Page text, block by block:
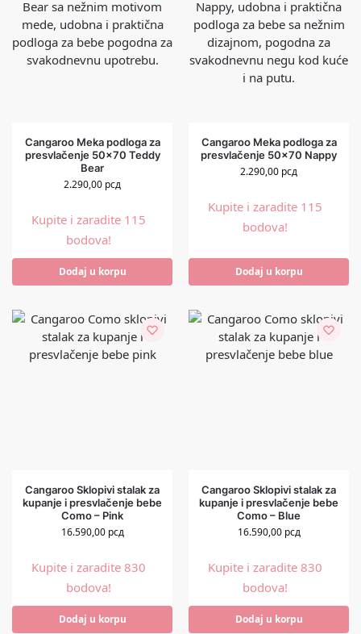
Cangaroo Meka podloga za
presvlačenje 50×70 Teddy
Bear
2.290,00 рсд
Kupite i zaradite 115
bodova!
Dodaj u korpu
Cangaroo Meka podloga za
presvlačenje 50×70 Nappy
2.290,00 рсд
Kupite i zaradite 115
bodova!
Dodaj u korpu
Cangaroo Sklopivi stalak za
kupanje i presvlačenje bebe
Como – Pink
16.590,00 рсд
Kupite i zaradite 830
bodova!
Dodaj u korpu
Cangaroo Sklopivi stalak za
kupanje i presvlačenje bebe
Como – Blue
16.590,00 рсд
Kupite i zaradite 830
bodova!
Dodaj u korpu